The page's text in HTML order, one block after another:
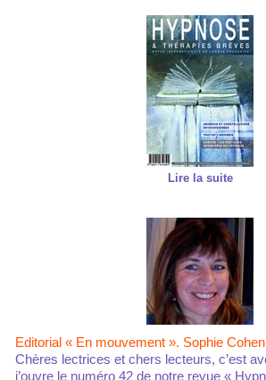
Lire la suite
Editorial « En mouvement ». Sophie Cohen
Chères lectrices et chers lecteurs, c’est
j’ouvre le numéro 42 de notre revue «